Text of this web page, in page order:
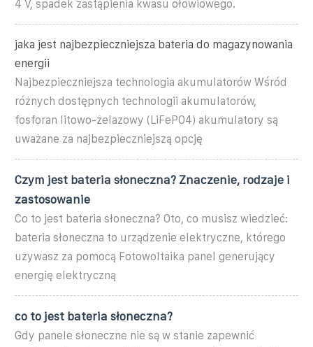
4 V, spadek zastąpienia kwasu ołowiowego.
jaka jest najbezpieczniejsza bateria do magazynowania
energii
Najbezpieczniejsza technologia akumulatorów Wśród
różnych dostępnych technologii akumulatorów,
fosforan litowo-żelazowy (LiFePO4) akumulatory są
uważane za najbezpieczniejszą opcję
Czym jest bateria słoneczna? Znaczenie, rodzaje i
zastosowanie
Co to jest bateria słoneczna? Oto, co musisz wiedzieć:
bateria słoneczna to urządzenie elektryczne, którego
używasz za pomocą Fotowoltaika panel generujący
energię elektryczną
co to jest bateria słoneczna?
Gdy panele słoneczne nie są w stanie zapewnić